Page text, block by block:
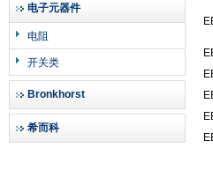
电子元器件
电阻
开关类
Bronkhorst
希而科